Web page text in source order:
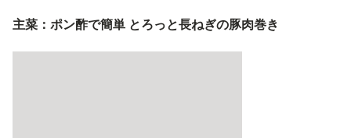
主菜：ポン酢で簡単 とろっと長ねぎの豚肉巻き